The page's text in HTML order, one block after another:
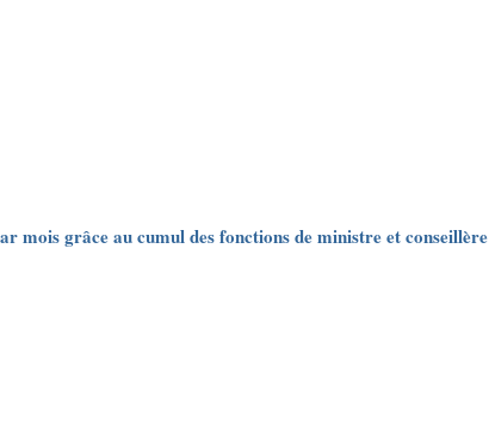
mois grâce au cumul des fonctions de ministre et conseillère